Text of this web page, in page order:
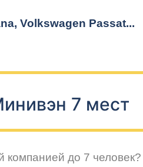
Volkswagen Passat...
7 мест
компанией до 7